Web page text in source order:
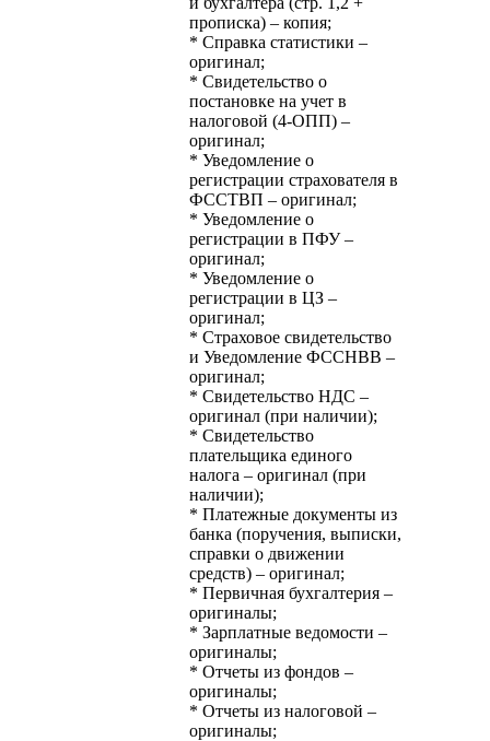
прописка) – копия;
* Справка статистики –
оригинал;
* Свидетельство о
постановке на учет в
налоговой (4-ОПП) –
оригинал;
* Уведомление о
регистрации страхователя в
ФССТВП – оригинал;
* Уведомление о
регистрации в ПФУ –
оригинал;
* Уведомление о
регистрации в ЦЗ –
оригинал;
* Страховое свидетельство
и Уведомление ФССНВВ –
оригинал;
* Свидетельство НДС –
оригинал (при наличии);
* Свидетельство
плательщика единого
налога – оригинал (при
наличии);
* Платежные документы из
банка (поручения, выписки,
справки о движении
средств) – оригинал;
* Первичная бухгалтерия –
оригиналы;
* Зарплатные ведомости –
оригиналы;
* Отчеты из фондов –
оригиналы;
* Отчеты из налоговой –
оригиналы;